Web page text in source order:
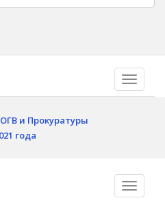
и Прокуратуры
года